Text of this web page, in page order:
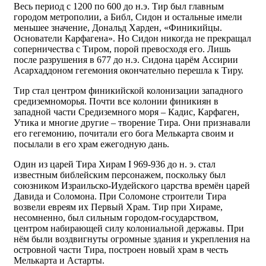
Весь период с 1200 по 600 до н.э. Тир был главным
городом метрополии, а Библ, Сидон и остальные имели
меньшее значение, Дональд Харден, «Финикийцы.
Основатели Карфагена». Но Сидон никогда не прекращал
соперничества с Тиром, порой превосходя его. Лишь
после разрушения в 677 до н.э. Сидона царём Ассирии
Асархаддоном гегемония окончательно перешла к Тиру.
Тир стал центром финикийской колонизации западного
средиземноморья. Почти все колонии финикиян в
западной части Средиземного моря – Кадис, Карфаген,
Утика и многие другие – творение Тира. Они признавали
его гегемонию, почитали его бога Мелькарта своим и
посылали в его храм ежегодную дань.
Один из царей Тира Хирам I 969-936 до н. э. стал
известным библейским персонажем, поскольку был
союзником Израильско-Иудейского царства времён царей
Давида и Соломона. При Соломоне строители Тира
возвели евреям их Первый Храм. Тир при Хираме,
несомненно, был сильным городом-государством,
центром набирающей силу колониальной державы. При
нём были воздвигнуты огромные здания и укрепления на
островной части Тира, построен новый храм в честь
Мелькарта и Астарты.